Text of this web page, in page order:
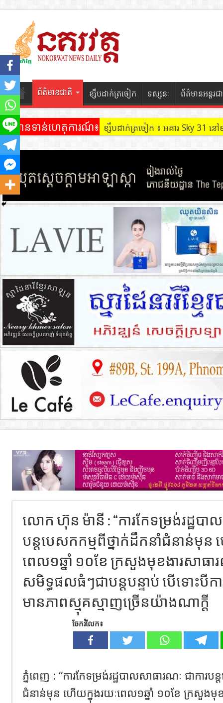
ព័ត៌មានជាតិ ខ្សឹបដាក់ត្រចៀក ទស្សនៈ ព័ត៌មានអន្តរជ
ព័ត៌មានទាន់ហេតុការណ៍៖ ខ្សឹបដាក់ត្រចៀក ៖ អគារ Sky 31
លោក ហ៊ុន ម៉ានី : “ការកែទម្រង់រដ្ឋបា
បន្តបេសកកម្មពីថ្នាក់ដឹកនាំជំនាន់មុន
ពេល១ឆ្នាំ ១០ខែ ក្រសួងមុខងារសាធ
សមិទ្ធផលធំៗជាបន្តបន្ទាប់ បើទោះបី
មានភាពស្មុគស្មាញច្រើនយ៉ាងណាក្តី
ចែករំលែក៖
ភ្នំពេញ : “ការកែទម្រង់រដ្ឋបាលសាធារណៈ ជាការប
ជំនាន់មុន ហើយក្នុងរយៈពេល១ឆ្នាំ ១០ខែ ក្រសួងមុ